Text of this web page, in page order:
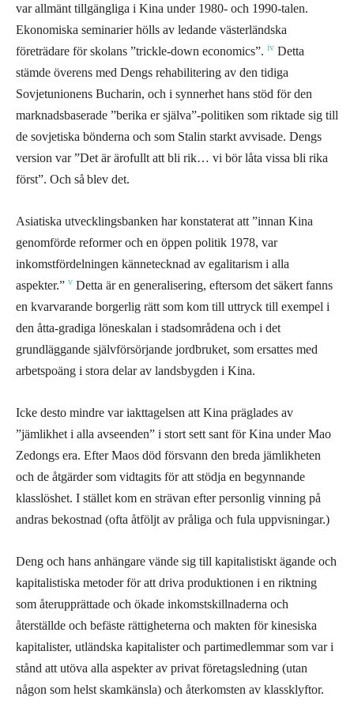
var allmänt tillgängliga i Kina under 1980- och 1990-talen.
Ekonomiska seminarier hölls av ledande västerländska
företrädare för skolans ”trickle-down economics”. iv Detta
stämde överens med Dengs rehabilitering av den tidiga
Sovjetunionens Bucharin, och i synnerhet hans stöd för den
marknadsbaserade ”berika er själva”-politiken som riktade sig till
de sovjetiska bönderna och som Stalin starkt avvisade. Dengs
version var ”Det är ärofullt att bli rik… vi bör låta vissa bli rika
först”. Och så blev det.
Asiatiska utvecklingsbanken har konstaterat att ”innan Kina
genomförde reformer och en öppen politik 1978, var
inkomstfördelningen kännetecknad av egalitarism i alla
aspekter.” v Detta är en generalisering, eftersom det säkert fanns
en kvarvarande borgerlig rätt som kom till uttryck till exempel i
den åtta-gradiga löneskalan i stadsområdena och i det
grundläggande självförsörjande jordbruket, som ersattes med
arbetspoäng i stora delar av landsbygden i Kina.
Icke desto mindre var iakttagelsen att Kina präglades av
”jämlikhet i alla avseenden” i stort sett sant för Kina under Mao
Zedongs era. Efter Maos död försvann den breda jämlikheten
och de åtgärder som vidtagits för att stödja en begynnande
klasslöshet. I stället kom en strävan efter personlig vinning på
andras bekostnad (ofta åtföljt av pråliga och fula uppvisningar.)
Deng och hans anhängare vände sig till kapitalistiskt ägande och
kapitalistiska metoder för att driva produktionen i en riktning
som återupprättade och ökade inkomstskillnaderna och
återställde och befäste rättigheterna och makten för kinesiska
kapitalister, utländska kapitalister och partimedlemmar som var i
stånd att utöva alla aspekter av privat företagsledning (utan
någon som helst skamkänsla) och återkomsten av klassklyftor.